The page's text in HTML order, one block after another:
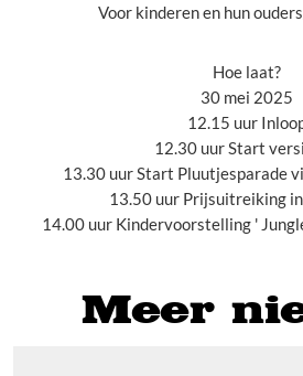
Voor kinderen en hun
Hoe laat?
30 mei 2025
12.15 uur
12.30 uur Start
13.30 uur Start Pluutjesparade
13.50 uur Prijsuitreiking
14.00 uur Kindervoorstelling '
Meer